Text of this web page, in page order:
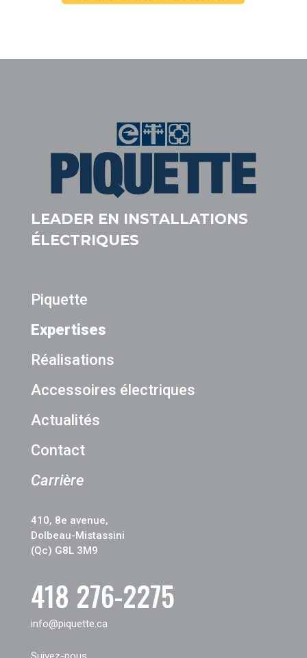
LEADER EN INSTALLATIONS
ÉLECTRIQUES
Piquette
Expertises
Réalisations
Accessoires électriques
Actualités
Contact
Carrière
410, 8e avenue,
Dolbeau-Mistassini
(Qc) G8L 3M9
418 276-2275
info@piquette.ca